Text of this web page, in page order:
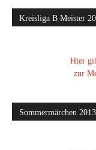
Kreisliga B Meister
Hier
zur
Sommermärchen 2013